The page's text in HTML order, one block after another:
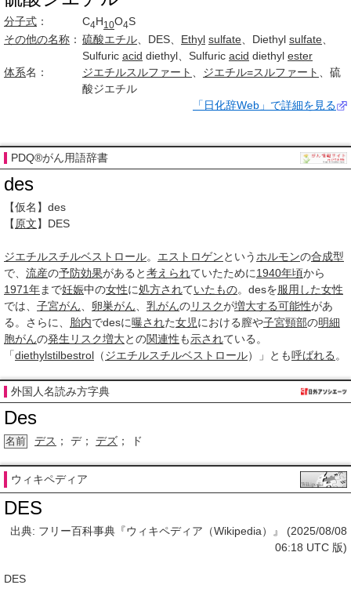
分子式 ： C4H10O4S
その他の名称 ： 硫酸エチル 、DES、 Ethyl sulfate 、Diethyl sulfate
Sulfuric acid diethyl、Sulfuric acid diethyl ester
体系名： ジエチルスルファート ジエチル=スルファート
、硫
酸ジエチル
「日化辞Web」で詳細を見る
PDQ®がん用語辞書
des
【仮名】des
【 原文】DES
ジエチルスチルベストロール。 エストロゲンという ホルモンの合成型
で、 流産の予防効果があると考えられていたために1940年頃から
1971年まで妊娠中の女性に処方されていたもの。desを服用した女性
では、 子宮がん 卵巣がん 乳がんのリスクが増大する可能性があ
る。さらに、
胎内でdesに曝された女児における膣や子宮頸部の明細
胞がんの発生 リスク増大との関連性も示されている。
「diethylstilbestrol （ジエチルスチルベストロール）」とも呼ばれる 。
外国人名読み方字典
Des
名前 デス ； デ； デズ ； ド
ウィキペディア
DES
出典: フリー百科事典『ウィキペディア（Wikipedia）』 (2025/08/08
06:18 UTC 版)
DES